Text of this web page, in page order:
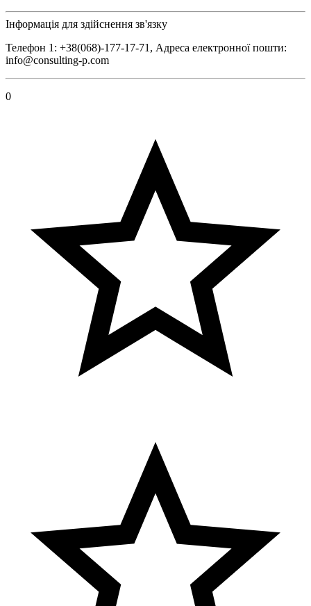
Інформація для здійснення зв'язку
Телефон 1: +38(068)-177-17-71, Адреса електронної пошти:
info@consulting-p.com
0